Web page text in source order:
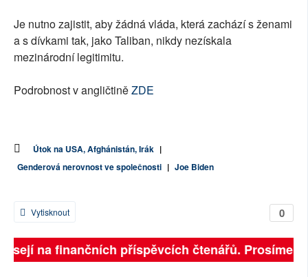
Je nutno zajistit, aby žádná vláda, která zachází s ženami
a s dívkami tak, jako Taliban, nikdy nezískala
mezinárodní legitimitu.
Podrobnost v angličtiněZDE
Útok na USA, Afghánistán, Irák |
Genderová nerovnost ve společnosti | Joe Biden
0
Vytisknout
na finančních příspěvcích čtenářů. Prosíme,